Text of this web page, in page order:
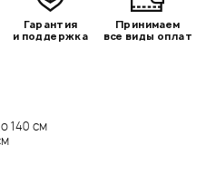
140 см
Гарантия
и поддержка
Принимаем
все виды оплат